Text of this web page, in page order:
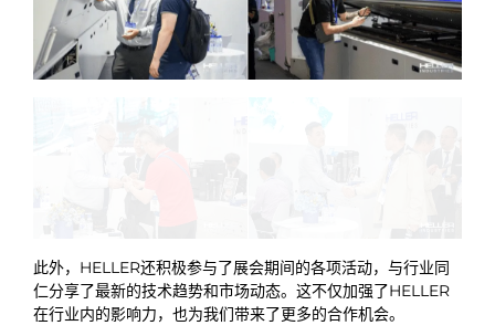
此外，HELLER还积极参与了展会期间的各项活动，与行业同
仁分享了最新的技术趋势和市场动态。这不仅加强了HELLER
在行业内的影响力，也为我们带来了更多的合作机会。